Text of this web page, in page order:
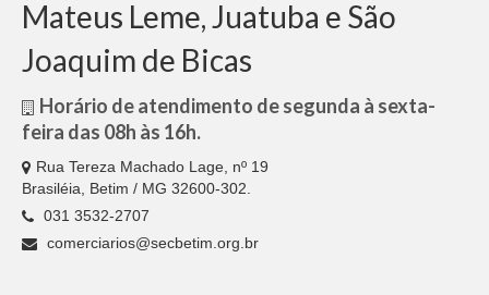
Mateus Leme, Juatuba e São
Joaquim de Bicas
Horário de atendimento de segunda à sexta-
feira das 08h às 16h.
Rua Tereza Machado Lage, nº 19
Brasiléia, Betim / MG 32600-302.
031 3532-2707
comerciarios@secbetim.org.br